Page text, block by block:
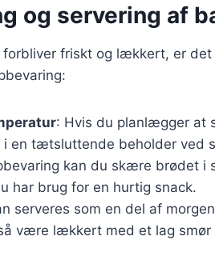
og servering af
friskt og lækkert, er
: Hvis du planlægger at
i en tætsluttende beholder ved
kan du skære brødet i
har brug for en hurtig snack.
serveres som en del af
være lækkert med et lag smør